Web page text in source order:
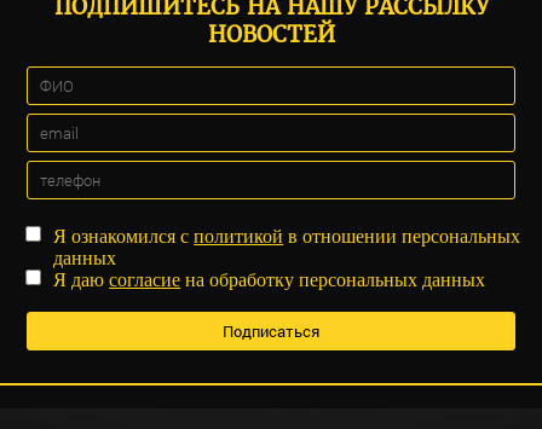
ПОДПИШИТЕСЬ НА НАШУ РАССЫЛКУ
НОВОСТЕЙ
Я ознакомился сполитикой в отношении персональных
данных
Я даюсогласие на обработку персональных данных